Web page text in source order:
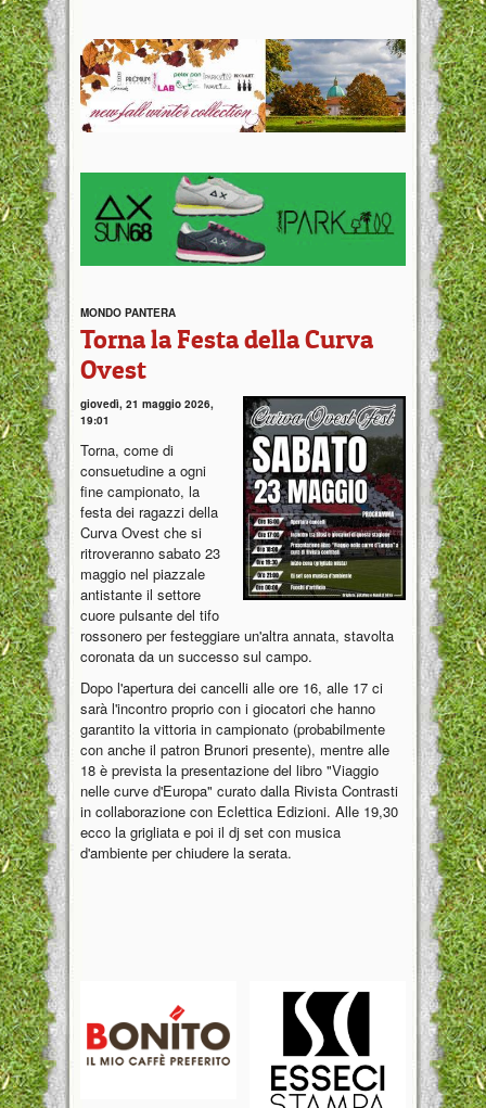
MONDO PANTERA
Torna la Festa della Curva
Ovest
giovedì, 21 maggio 2026,
19:01
Torna, come di
consuetudine a ogni
fine campionato, la
festa dei ragazzi della
Curva Ovest che si
ritroveranno sabato 23
maggio nel piazzale
antistante il settore
cuore pulsante del tifo
rossonero per festeggiare un'altra annata, stavolta
coronata da un successo sul campo.
Dopo l'apertura dei cancelli alle ore 16, alle 17 ci
sarà l'incontro proprio con i giocatori che hanno
garantito la vittoria in campionato (probabilmente
con anche il patron Brunori presente), mentre alle
18 è prevista la presentazione del libro "Viaggio
nelle curve d'Europa" curato dalla Rivista Contrasti
in collaborazione con Eclettica Edizioni. Alle 19,30
ecco la grigliata e poi il dj set con musica
d'ambiente per chiudere la serata.